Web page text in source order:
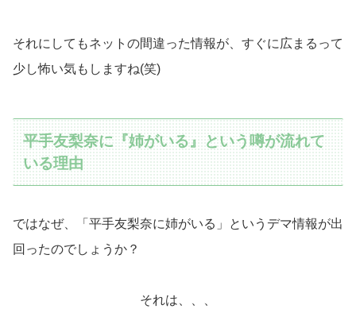
それにしてもネットの間違った情報が、すぐに広まるって
少し怖い気もしますね(笑)
平手友梨奈に『姉がいる』という噂が流れて
いる理由
ではなぜ、「平手友梨奈に姉がいる」というデマ情報が出
回ったのでしょうか？
それは、、、